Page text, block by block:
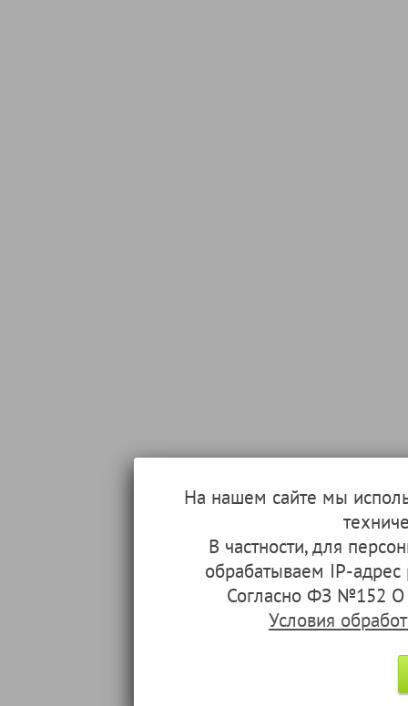
На нашем сайте мы
В частности, для
обрабатываем IP-
Согласно ФЗ №152 О
Условия